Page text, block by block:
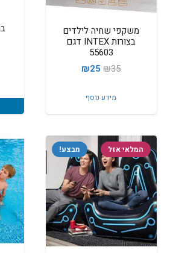
משקפי שחיה לילדים
בצורות INTEX דגם
55603
₪35
המחיר
היה:
₪35.
₪25
המחיר
₪25.
מידע נוסף
מבצע! המלאי אזל